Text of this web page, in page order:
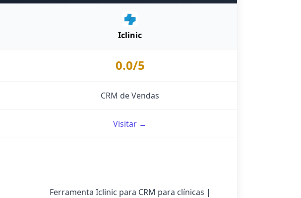
Iclinic
0.0/5
CRM de Vendas
Visitar →
Ferramenta Iclinic para CRM para clínicas |